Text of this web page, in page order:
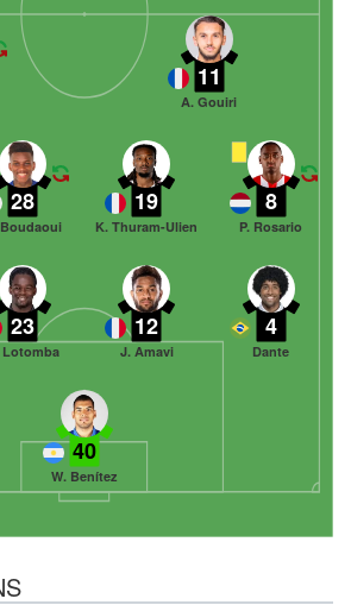
40
W. Benítez
23
Lotomba
12
J. Amavi
4
Dante
28 19
K. Thuram-Ulien
8
P. Rosario
11
A. Gouiri